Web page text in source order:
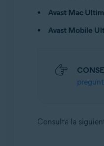
Avast Mac
Avast Mobile
Consulta la